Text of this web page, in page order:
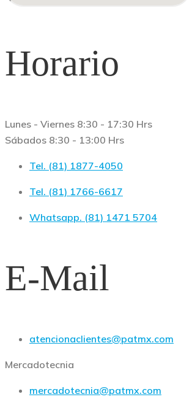
Horario
Lunes - Viernes 8:30 - 17:30 Hrs
Sábados 8:30 - 13:00 Hrs
Tel. (81) 1877-4050
Tel. (81) 1766-6617
Whatsapp. (81) 1471 5704
E-Mail
atencionaclientes@patmx.com
Mercadotecnia
mercadotecnia@patmx.com